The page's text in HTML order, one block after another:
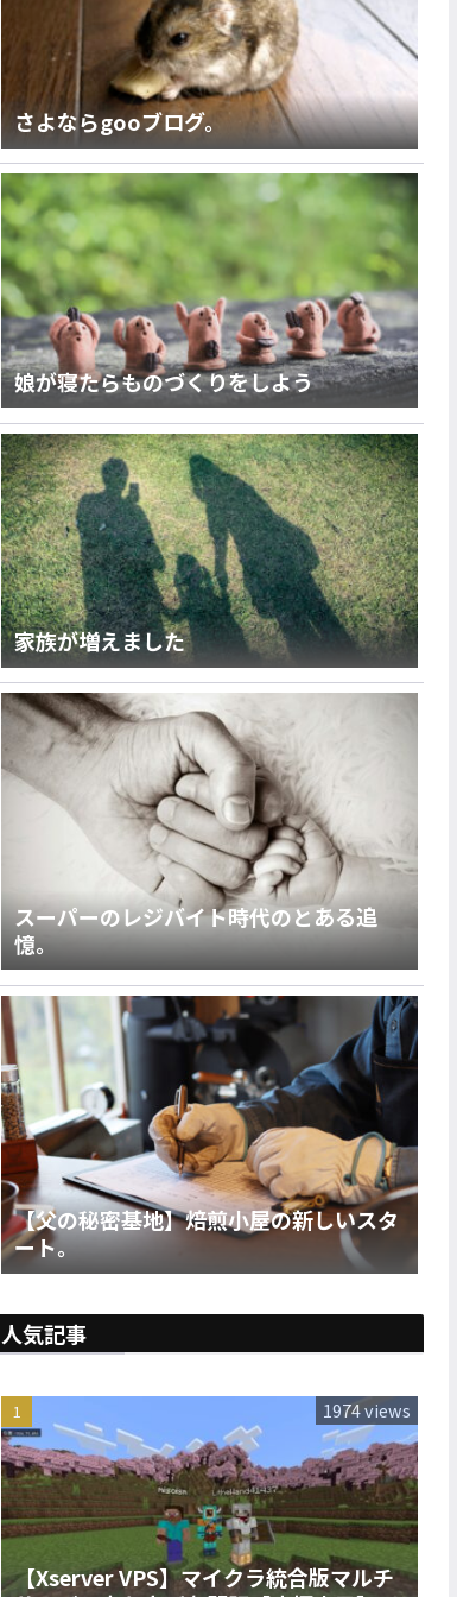
さよならgooブログ。
娘が寝たらものづくりをしよう
家族が増えました
スーパーのレジバイト時代のとある追
憶。
【父の秘密基地】焙煎小屋の新しいスタ
ート。
人気記事
【Xserver VPS】マイクラ統合版マルチ
1974 views